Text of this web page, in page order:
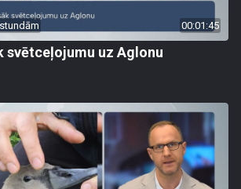
00:01:45
svētceļojumu uz Aglonu